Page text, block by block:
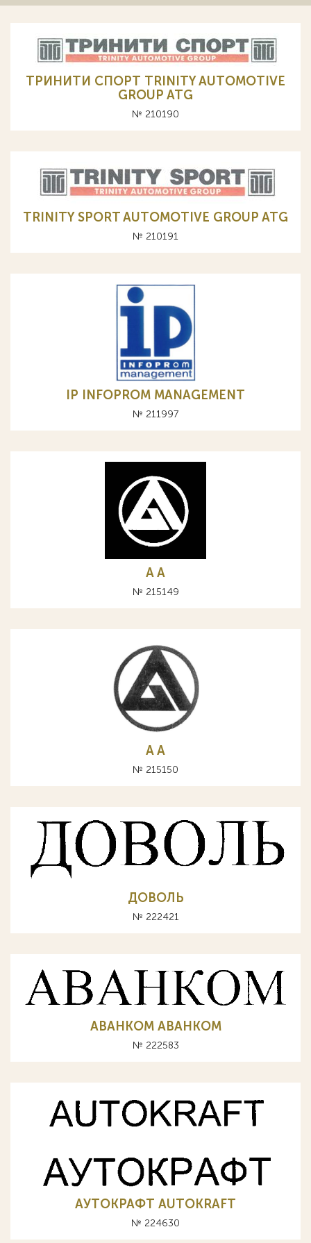
ТРИНИТИ СПОРТ TRINITY AUTOMOTIVE
GROUP ATG
№ 210190
TRINITY SPORT AUTOMOTIVE GROUP ATG
№ 210191
IP INFOPROM MANAGEMENT
№ 211997
A А
№ 215149
A А
№ 215150
ДОВОЛЬ
№ 222421
АВАНКОМ ABAHKOM
№ 222583
АУТОКРАФТ AUTOKRAFT
№ 224630